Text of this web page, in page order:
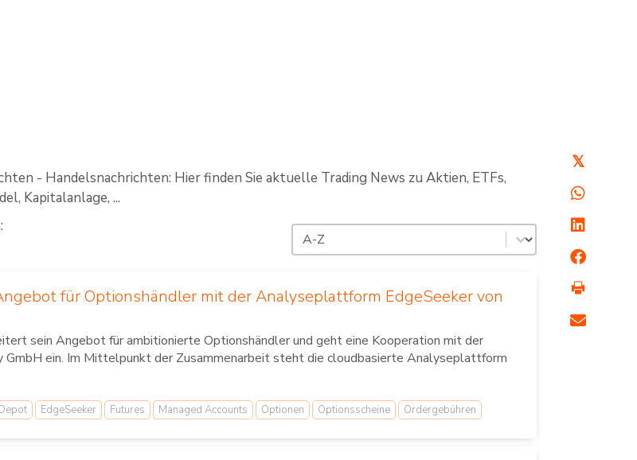
- Handelsnachrichten: Hier finden Sie aktuelle Trading News zu Aktien, ETFs,
Kapitalanlage, ...
Sortierung
Sort content
für Optionshändler mit der Analyseplattform EdgeSeeker von
sein Angebot für ambitionierte Optionshändler und geht eine Kooperation mit der
GmbH ein. Im Mittelpunkt der Zusammenarbeit steht die cloudbasierte Analyseplattform
EdgeSeeker Futures Managed Accounts Optionen Optionsscheine Ordergebühren
𝕏